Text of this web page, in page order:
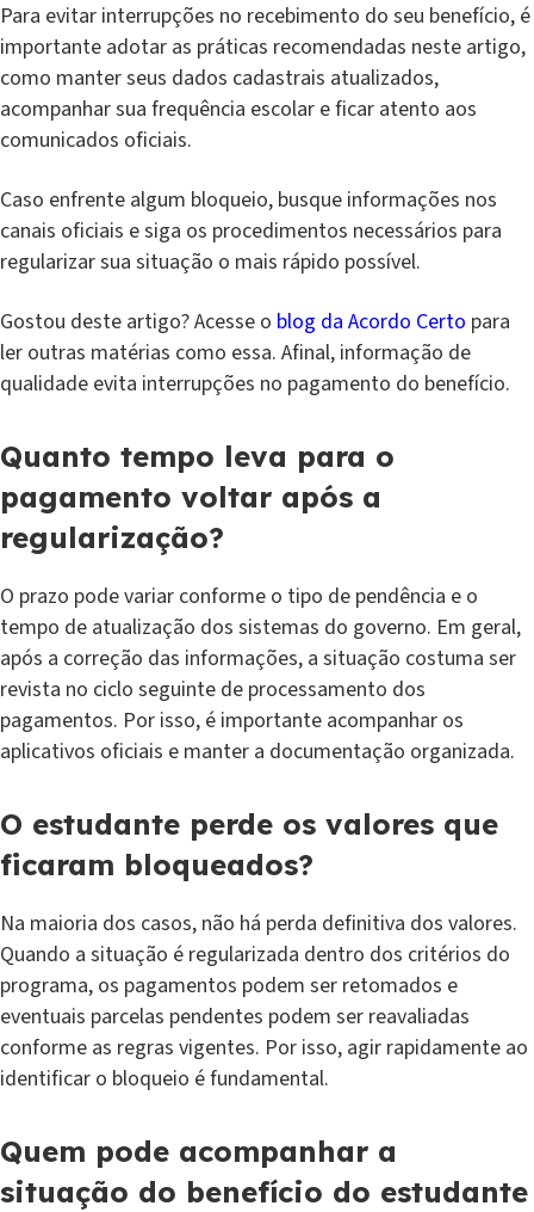
Para evitar interrupções no recebimento do seu benefício, é
importante adotar as práticas recomendadas neste artigo,
como manter seus dados cadastrais atualizados,
acompanhar sua frequência escolar e ficar atento aos
comunicados oficiais.
Caso enfrente algum bloqueio, busque informações nos
canais oficiais e siga os procedimentos necessários para
regularizar sua situação o mais rápido possível.
Gostou deste artigo? Acesse o blog da Acordo Certo para
ler outras matérias como essa. Afinal, informação de
qualidade evita interrupções no pagamento do benefício.
Quanto tempo leva para o
pagamento voltar após a
regularização?
O prazo pode variar conforme o tipo de pendência e o
tempo de atualização dos sistemas do governo. Em geral,
após a correção das informações, a situação costuma ser
revista no ciclo seguinte de processamento dos
pagamentos. Por isso, é importante acompanhar os
aplicativos oficiais e manter a documentação organizada.
O estudante perde os valores que
ficaram bloqueados?
Na maioria dos casos, não há perda definitiva dos valores.
Quando a situação é regularizada dentro dos critérios do
programa, os pagamentos podem ser retomados e
eventuais parcelas pendentes podem ser reavaliadas
conforme as regras vigentes. Por isso, agir rapidamente ao
identificar o bloqueio é fundamental.
Quem pode acompanhar a
situação do benefício do estudante